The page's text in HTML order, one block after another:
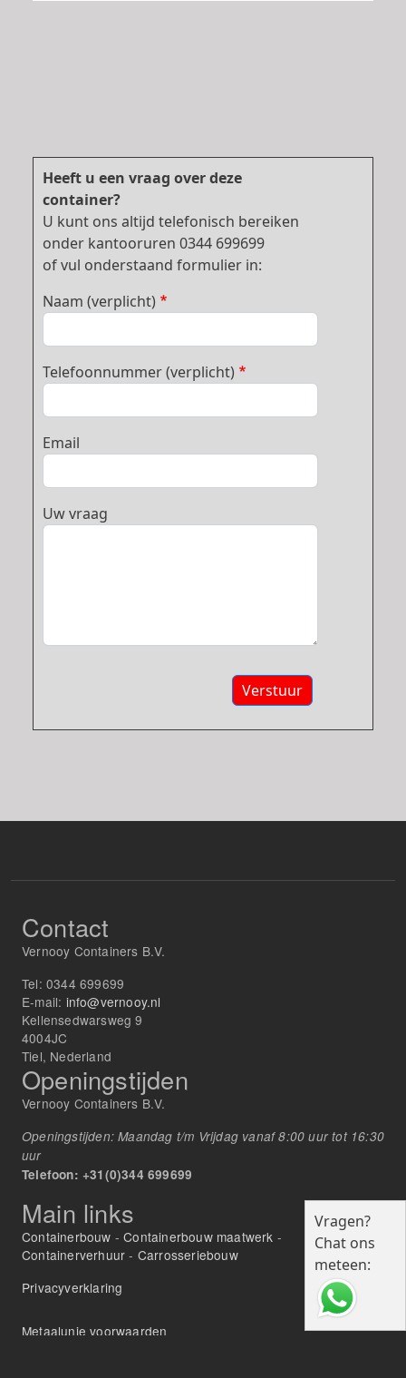
Heeft u een vraag over deze
container?
U kunt ons altijd telefonisch bereiken
onder kantooruren 0344 699699
of vul onderstaand formulier in:
Naam (verplicht)
Telefoonnummer (verplicht)
Email
Uw vraag
Verstuur
Vragen?
Chat ons
meteen:
Contact
Vernooy Containers B.V.
Tel: 0344 699699
E-mail: info@vernooy.nl
Kellensedwarsweg 9
4004JC
Tiel, Nederland
Openingstijden
Vernooy Containers B.V.
Openingstijden: Maandag t/m Vrijdag vanaf 8:00 uur tot 16:30
uur
Telefoon: +31(0)344 699699
Main links
Containerbouw -Containerbouw maatwerk -
Containerverhuur - Carrosseriebouw
Privacyverklaring
Metaalunie voorwaarden